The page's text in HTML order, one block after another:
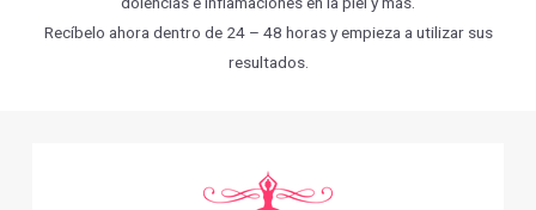
Recíbelo ahora dentro de 24 – 48 horas y empieza a utilizar sus
resultados.